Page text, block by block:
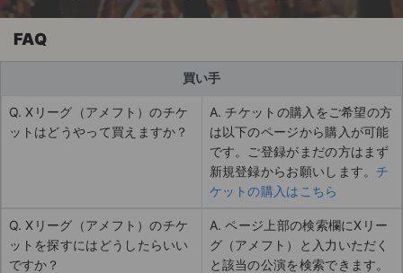
FAQ
買い手
Q. Xリーグ（アメフト）のチケ
ットはどうやって買えますか？
A. チケットの購入をご希望の方
は以下のページから購入が可能
です。ご登録がまだの方はまず
新規登録からお願いします。 チ
ケットの購入はこちら
Q. Xリーグ（アメフト）のチケ
ットを探すにはどうしたらいい
ですか？
A. ページ上部の検索欄にXリー
グ（アメフト）と入力いただく
と該当の公演を検索できます。